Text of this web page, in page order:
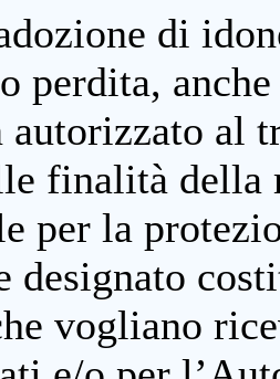
di
perdita,
autorizzato al
finalità della
per la
designato
vogliano